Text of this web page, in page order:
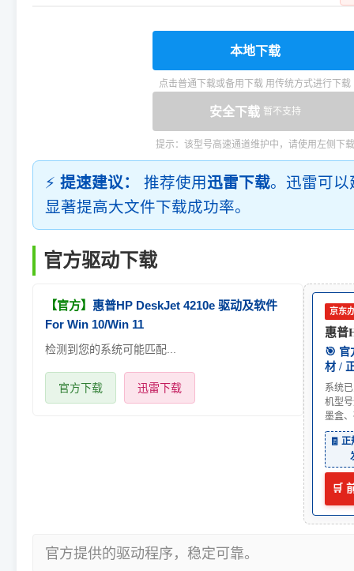
本地下载
点击普通下载或备用下载 用传统方式进行下载
安全下载 暂不支持
提示：该型号高速通道维护中，请使用左侧下载
⚡ 提速建议： 推荐使用迅雷下载。迅雷可
显著提高大文件下载成功率。
官方驱动下载
【官方】 惠普HP DeskJet 4210e 驱动及软件
For Win 10/Win 11
检测到您的系统可能匹配...
官方下载 迅雷下载
京东
惠普
🎯 官
材 /
系统
机型
墨盒
🧾
🛒
官方提供的驱动程序，稳定可靠。